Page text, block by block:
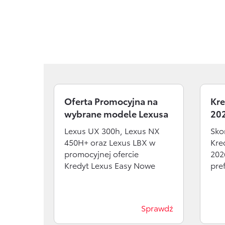
Oferta Promocyjna na
wybrane modele Lexusa
Lexus UX 300h, Lexus NX
450H+ oraz Lexus LBX w
promocyjnej ofercie
Kredyt Lexus Easy Nowe
Sprawdź